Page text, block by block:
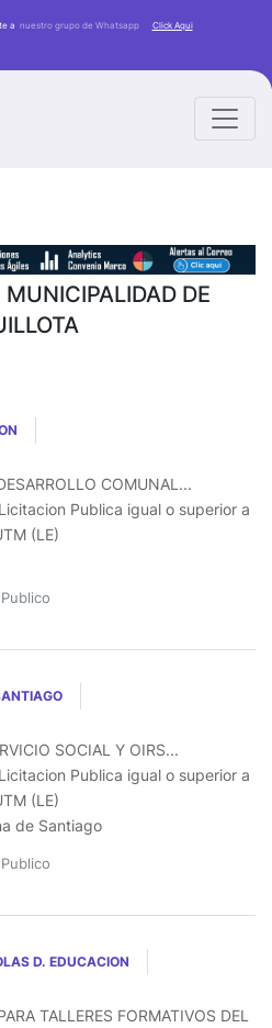
a nuestro grupo de Whatsapp Click Aqui
DE
COMUNAL...
Publica igual o superior a
(LE)
SOCIAL Y OIRS...
Publica igual o superior a
(LE)
de Santiago
D. EDUCACION
TALLERES FORMATIVOS DEL